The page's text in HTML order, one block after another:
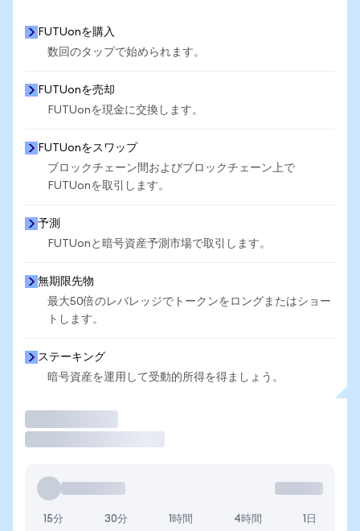
FUTUonを購入
数回のタップで始められます。
FUTUonを売却
FUTUonを現金に交換します。
FUTUonをスワップ
ブロックチェーン間およびブロックチェーン上で
FUTUonを取引します。
予測
FUTUonと暗号資産予測市場で取引します。
無期限先物
最大50倍のレバレッジでトークンをロングまたはショー
トします。
ステーキング
暗号資産を運用して受動的所得を得ましょう。
15分 30分 1時間 4時間 1日